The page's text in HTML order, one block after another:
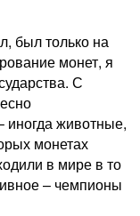
был только на
монет, я
С
иногда животные,
монетах
в мире в то
– чемпионы